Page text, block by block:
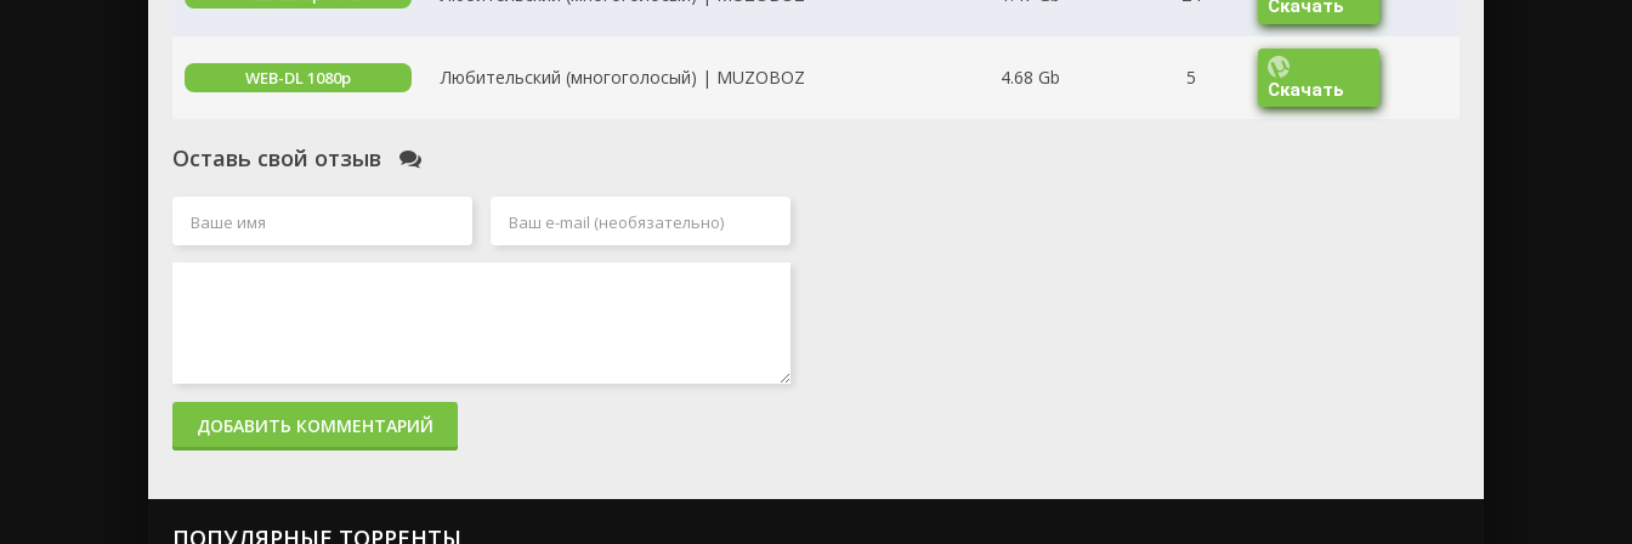
Скачать
WEB-DL 1080p Любительский (многоголосый) | MUZOBOZ 4.68 Gb 5 Скачать
Оставь свой отзыв
ДОБАВИТЬ КОММЕНТАРИЙ
ПОПУЛЯРНЫЕ ТОРРЕНТЫ